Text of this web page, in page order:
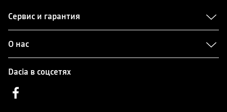
Сервис и гарантия
О нас
Dacia в соцсетях